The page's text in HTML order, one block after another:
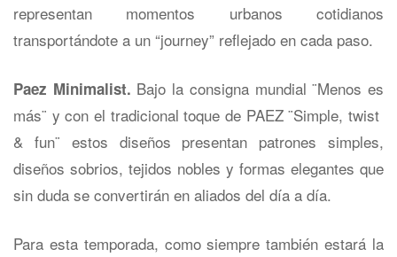
representan momentos urbanos cotidianos
transportándote a un “journey” reflejado en cada paso.
Paez Minimalist. Bajo la consigna mundial ¨Menos es
más¨ y con el tradicional toque de PAEZ ¨Simple, twist
& fun¨ estos diseños presentan patrones simples,
diseños sobrios, tejidos nobles y formas elegantes que
sin duda se convertirán en aliados del día a día.
Para esta temporada, como siempre también estará la